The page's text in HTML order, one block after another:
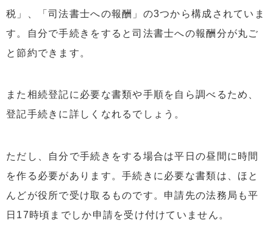
税」、「司法書士への報酬」の3つから構成されていま
す。自分で手続きをすると司法書士への報酬分が丸ご
と節約できます。
また相続登記に必要な書類や手順を自ら調べるため、
登記手続きに詳しくなれるでしょう。
ただし、自分で手続きをする場合は平日の昼間に時間
を作る必要があります。手続きに必要な書類は、ほと
んどが役所で受け取るものです。申請先の法務局も平
日17時頃までしか申請を受け付けていません。